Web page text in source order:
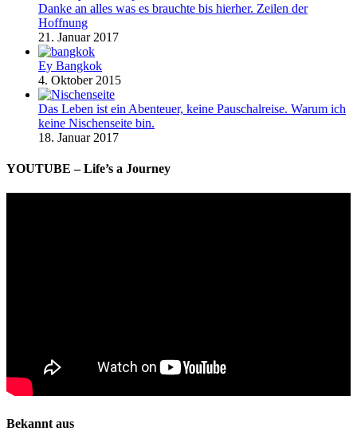
Danke an alles was es brauchte bis hierher. Zeilen der
Hoffnung
21. Januar 2017
Ey Bangkok
4. Oktober 2015
Das Leben ist ein Abenteuer, keine Pauschalreise. Warum ich
keine Nischenseite bin.
18. Januar 2017
YOUTUBE – Life’s a Journey
Bekannt aus